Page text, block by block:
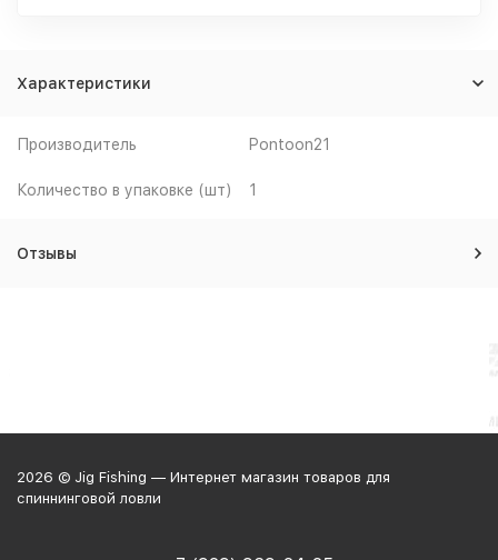
Характеристики
Производитель Pontoon21
Количество в упаковке (шт) 1
Отзывы
2026 © Jig Fishing — Интернет магазин товаров для
спиннинговой ловли